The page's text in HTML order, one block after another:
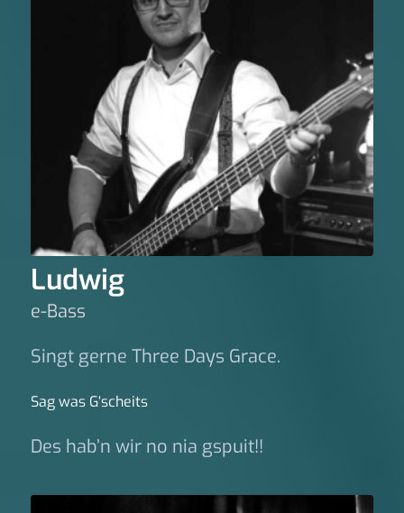
Ludwig
e-Bass
Singt gerne Three Days Grace.
Sag was G‘scheits
Des hab’n wir no nia gspuit!!